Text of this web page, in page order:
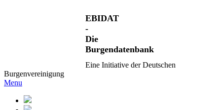
EBIDAT
-
Die
Burgendatenbank
Eine Initiative der Deutschen
Burgenvereinigung
Menu